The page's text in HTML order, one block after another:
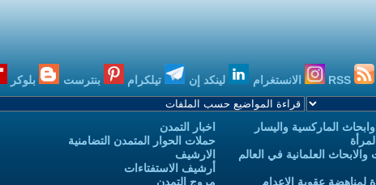
الانستغرام لينكد إن تيلكرام بنترست بلوكر
الماركسية واليسار
العلمانية في العالم
لمناهضة عقوبة الاعدام
اخبار التمدن
حملات الحوار المتمدن التضامنية
الارشيف
أرشيف الاستفتاءات
مروج التمدن